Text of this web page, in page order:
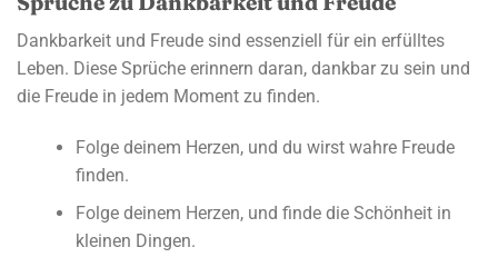
Dankbarkeit und Freude sind essenziell für ein erfülltes
Leben. Diese Sprüche erinnern daran, dankbar zu sein und
die Freude in jedem Moment zu finden.
Folge deinem Herzen, und du wirst wahre Freude
finden.
Folge deinem Herzen, und finde die Schönheit in
kleinen Dingen.